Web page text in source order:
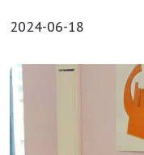
2024-06-18